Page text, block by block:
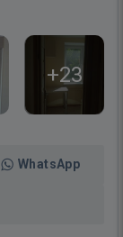
+23
WhatsApp